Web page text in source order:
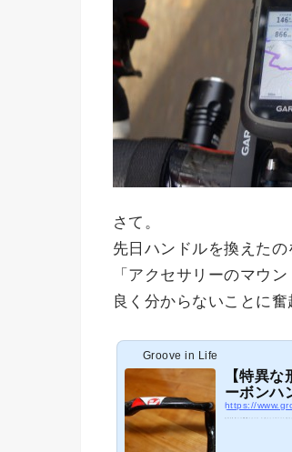
さて。
先日ハンドルを換えたの
「アクセサリーのマウ
良く分からないことに
Groove in Life
【特異
ーボンハ
https://